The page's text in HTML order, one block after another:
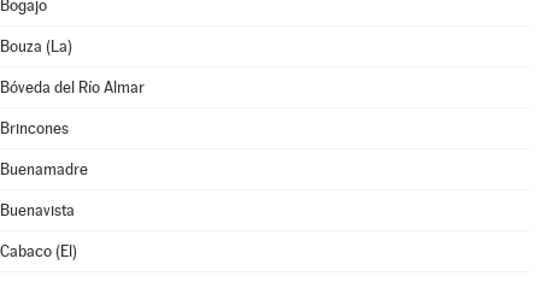
Bogajo
Bouza (La)
Bóveda del Río Almar
Brincones
Buenamadre
Buenavista
Cabaco (El)